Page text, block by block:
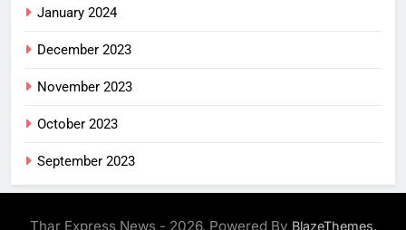
January 2024
December 2023
November 2023
October 2023
September 2023
Thar Express News - 2026. Powered By BlazeThemes.